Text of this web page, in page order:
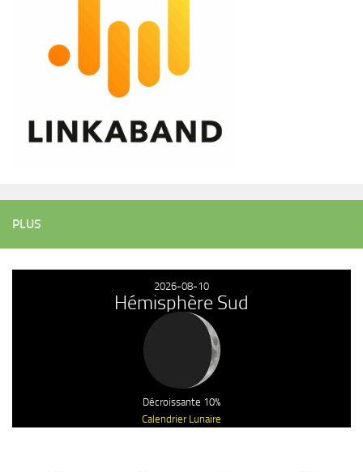
PLUS
2026-08-10
Hémisphère Sud
Décroissante 10%
Calendrier Lunaire